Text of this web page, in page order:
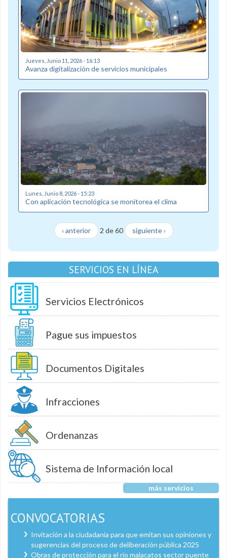
Jueves, Junio 11, 2026 - 16:13
Avanza digitalización de servicios municipales
Lunes, Junio 8, 2026 - 15:23
Con aplicación tecnológica se monitorea el clima
‹ anterior 2 de 60 siguiente ›
SERVICIOS EN LÍNEA
Servicios Electrónicos
Pague sus impuestos
Documentos Digitales
Infracciones
Ordenanzas
Sistema de Información local
más servicios
CONVOCATORIAS
Invitación a la ciudadanía para que emitan sus opiniones y
sugerencias del proceso de deliberación pública 2025
Obras de protección para el río malacatos sector puente